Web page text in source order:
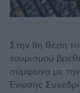
Στην 8η θέση
τουρισμού
σύμφωνα με την
Ένωσης